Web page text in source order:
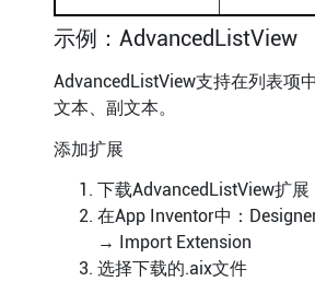
示例：AdvancedListView
AdvancedListView支持在列表项
文本、副文本。
添加扩展
下载AdvancedListView扩展
在App Inventor中：
→ Import Extension
选择下载的.aix文件